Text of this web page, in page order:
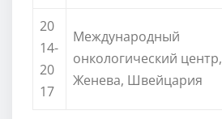
20
14-
20
17
Международный
онкологический центр,
Женева, Швейцария